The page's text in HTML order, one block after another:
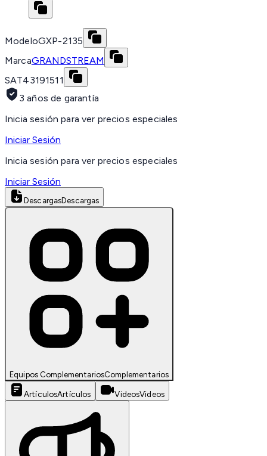
ModeloGXP-2135
MarcaGRANDSTREAM
SAT43191511
3 años de garantía
Inicia sesión para ver precios especiales
Iniciar Sesión
Inicia sesión para ver precios especiales
Iniciar Sesión
DescargasDescargas
Equipos ComplementariosComplementarios
ArtículosArtículos VideosVideos